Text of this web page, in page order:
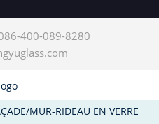
400-089-8280
MUR-RIDEAU EN VERRE